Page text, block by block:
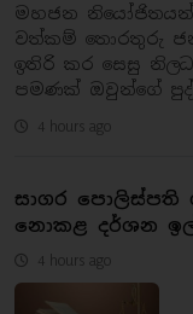
මහජන
වත්කම් තොරතුරු
ඉතිරි කර සෙසු
පමණක් ඔවුන්ගේ
4 hours ago
සාගර පොලිස්පති
නොකළ දර්ශන
4 hours ago